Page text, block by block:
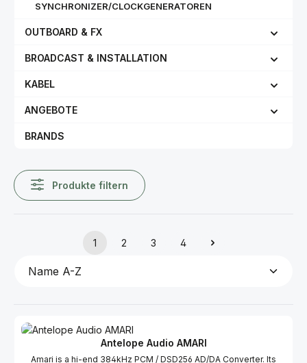
SYNCHRONIZER/CLOCKGENERATOREN
OUTBOARD & FX
BROADCAST & INSTALLATION
KABEL
ANGEBOTE
BRANDS
Produkte filtern
Seite
1
Seite
2
Seite
3
Seite
4
Antelope Audio AMARI
Amari is a hi-end 384kHz PCM / DSD256 AD/DA Converter. Its